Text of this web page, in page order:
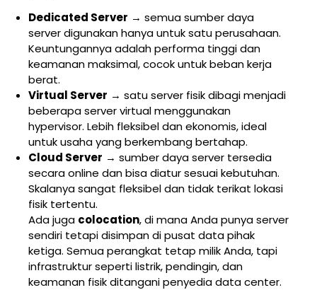
Dedicated Server → semua sumber daya
server digunakan hanya untuk satu perusahaan.
Keuntungannya adalah performa tinggi dan
keamanan maksimal, cocok untuk beban kerja
berat.
Virtual Server → satu server fisik dibagi menjadi
beberapa server virtual menggunakan
hypervisor. Lebih fleksibel dan ekonomis, ideal
untuk usaha yang berkembang bertahap.
Cloud Server → sumber daya server tersedia
secara online dan bisa diatur sesuai kebutuhan.
Skalanya sangat fleksibel dan tidak terikat lokasi
fisik tertentu.
Ada juga colocation, di mana Anda punya server
sendiri tetapi disimpan di pusat data pihak
ketiga. Semua perangkat tetap milik Anda, tapi
infrastruktur seperti listrik, pendingin, dan
keamanan fisik ditangani penyedia data center.